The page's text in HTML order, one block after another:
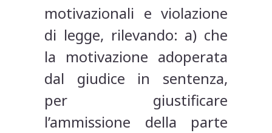
motivazionali e violazione
di legge, rilevando: a) che
la motivazione adoperata
dal giudice in sentenza,
per giustificare
l’ammissione della parte